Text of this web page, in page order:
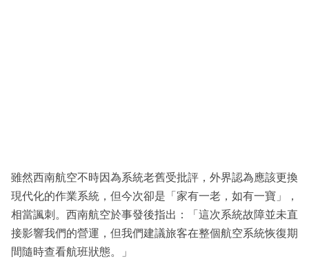
雖然西南航空不時因為系統老舊受批評，外界認為應該更換
現代化的作業系統，但今次卻是「家有一老，如有一寶」，
相當諷刺。西南航空於事發後指出：「這次系統故障並未直
接影響我們的營運，但我們建議旅客在整個航空系統恢復期
間隨時查看航班狀態。」